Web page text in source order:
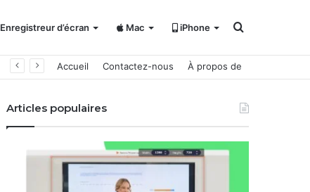
Enregistreur d’écran Mac iPhone Rechercher
Accueil Contactez-nous À propos de
Articles populaires